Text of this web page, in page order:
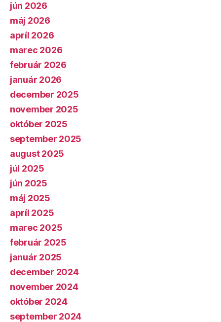
jún 2026
máj 2026
apríl 2026
marec 2026
február 2026
január 2026
december 2025
november 2025
október 2025
september 2025
august 2025
júl 2025
jún 2025
máj 2025
apríl 2025
marec 2025
február 2025
január 2025
december 2024
november 2024
október 2024
september 2024